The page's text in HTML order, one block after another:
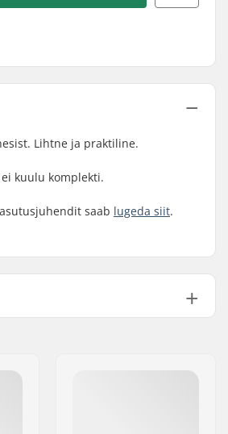
Lihtne ja praktiline.
kuulu komplekti.
saab lugeda siit.